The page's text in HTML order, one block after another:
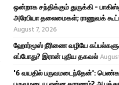
ஒன்றாக சந்திக்கும் துருக்கி -
அரேபியா தலைமைகள்; ராணுவக்
August 7, 2026
ஹோர்மூஸ் நீரிணை வழியே
எப்போது? இரான் புதிய தகவல்
'6 வயதில் பருவமடைந்தேன்':